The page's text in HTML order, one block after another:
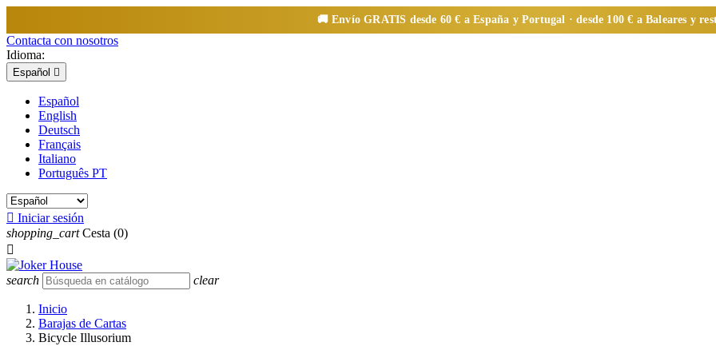
🚚 EnvíoGRATIS desde 60 € a España y Portugal · desde 100 € a Baleares y
Contacta con nosotros
Idioma:
Español 
Español
English
Deutsch
Français
Italiano
Português PT
 Iniciar sesión
shopping_cart Cesta (0)

search clear
Inicio
Barajas de Cartas
Bicycle Illusorium